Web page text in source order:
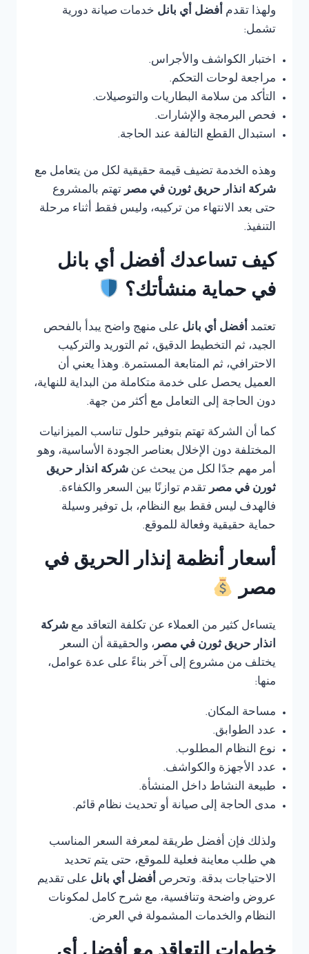
ولهذا تقدم أفضل أي بانل خدمات صيانة دورية
تشمل:
اختبار الكواشف والأجراس.
مراجعة لوحات التحكم.
التأكد من سلامة البطاريات والتوصيلات.
فحص البرمجة والإشارات.
استبدال القطع التالفة عند الحاجة.
وهذه الخدمة تضيف قيمة حقيقية لكل من يتعامل مع
شركة انذار حريق ثورن في مصر تهتم بالمشروع
حتى بعد الانتهاء من تركيبه، وليس فقط أثناء مرحلة
التنفيذ.
كيف تساعدك أفضل أي بانل
في حماية منشأتك؟
تعتمد أفضل أي بانل على منهج واضح يبدأ بالفحص
الجيد، ثم التخطيط الدقيق، ثم التوريد والتركيب
الاحترافي، ثم المتابعة المستمرة. وهذا يعني أن
العميل يحصل على خدمة متكاملة من البداية للنهاية،
دون الحاجة إلى التعامل مع أكثر من جهة.
كما أن الشركة تهتم بتوفير حلول تناسب الميزانيات
المختلفة دون الإخلال بعناصر الجودة الأساسية، وهو
أمر مهم جدًا لكل من يبحث عن شركة انذار حريق
ثورن في مصر تقدم توازنًا بين السعر والكفاءة.
فالهدف ليس فقط بيع النظام، بل توفير وسيلة
حماية حقيقية وفعالة للموقع.
أسعار أنظمة إنذار الحريق في
مصر
يتساءل كثير من العملاء عن تكلفة التعاقد مع شركة
انذار حريق ثورن في مصر، والحقيقة أن السعر
يختلف من مشروع إلى آخر بناءً على عدة عوامل،
منها:
مساحة المكان.
عدد الطوابق.
نوع النظام المطلوب.
عدد الأجهزة والكواشف.
طبيعة النشاط داخل المنشأة.
مدى الحاجة إلى صيانة أو تحديث نظام قائم.
ولذلك فإن أفضل طريقة لمعرفة السعر المناسب
هي طلب معاينة فعلية للموقع، حتى يتم تحديد
الاحتياجات بدقة. وتحرص أفضل أي بانل على تقديم
عروض واضحة وتنافسية، مع شرح كامل لمكونات
النظام والخدمات المشمولة في العرض.